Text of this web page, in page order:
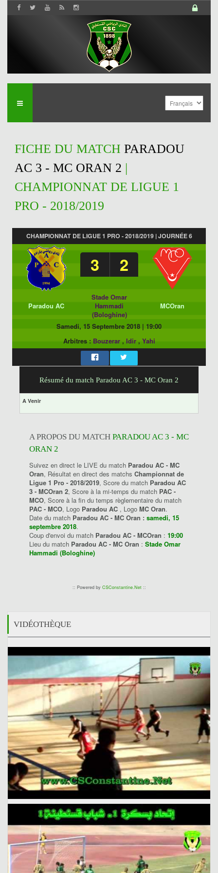
FICHE DU MATCH PARADOU
AC 3 - MC ORAN 2 |
CHAMPIONNAT DE LIGUE 1
PRO - 2018/2019
CHAMPIONNAT DE LIGUE 1 PRO - 2018/2019 | JOURNÉE 6
3 2
Paradou AC
Stade Omar
Hammadi
(Bologhine)
MCOran
Samedi, 15 Septembre 2018 | 19:00
Arbitres : Bouzerar, Idir, Yahi
Résumé du match Paradou AC 3 - MC Oran 2
A Venir
A PROPOS DU MATCH PARADOU AC 3 - MC
ORAN 2
Suivez en direct le LIVE du match Paradou AC - MC
Oran, Résultat en direct des matchs Championnat de
Ligue 1 Pro - 2018/2019, Score du match Paradou AC
3 - MCOran 2, Score à la mi-temps du match PAC -
MCO, Score à la fin du temps règlementaire du match
PAC - MCO, Logo Paradou AC , Logo MC Oran.
Date du match Paradou AC - MC Oran : samedi, 15
septembre 2018.
Coup d'envoi du match Paradou AC - MCOran : 19:00
Lieu du match Paradou AC - MC Oran : Stade Omar
Hammadi (Bologhine)
:: Powered by CSConstantine.Net::
VIDÉOTHÈQUE